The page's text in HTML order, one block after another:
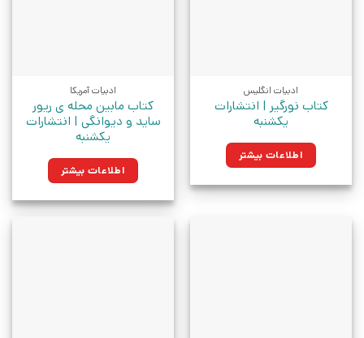
ادبیات انگلیس
کتاب نورگیر | انتشارات
یکشنبه
اطلاعات بیشتر
ادبیات آمریکا
کتاب مابین محله ی ریور
ساید و دیوانگی | انتشارات
یکشنبه
اطلاعات بیشتر